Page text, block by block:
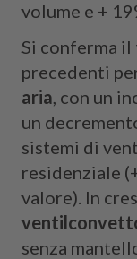
volume e +
Si conferma
precedenti
aria , con un
un
sistemi di
residenziale
valore). In
senza